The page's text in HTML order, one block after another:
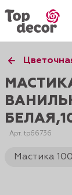
Арт. tp66736
Мастика